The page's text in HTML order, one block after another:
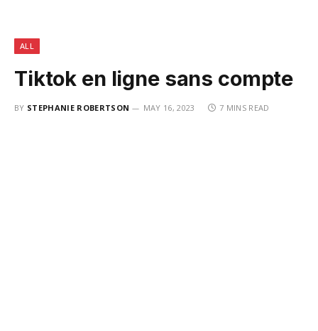
ALL
Tiktok en ligne sans compte
BY STEPHANIE ROBERTSON MAY 16, 2023 7 MINS READ